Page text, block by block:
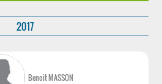
2017
Benoit MASSON